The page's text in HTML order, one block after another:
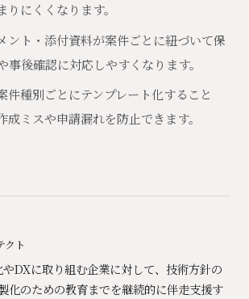
りにくくなります。
ント・添付資料が案件ごとに紐づいて保
事後確認に対応しやすくなります。
件種別ごとにテンプレート化すること
成ミスや申請漏れを防止できます。
ト
DXに取り組む企業に対して、技術方針の
化のための教育までを継続的に伴走支援す